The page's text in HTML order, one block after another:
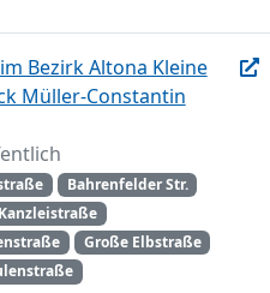
Bezirk Altona Kleine
Müller-Constantin
Bahrenfelder Str.
Kanzleistraße
Große Elbstraße